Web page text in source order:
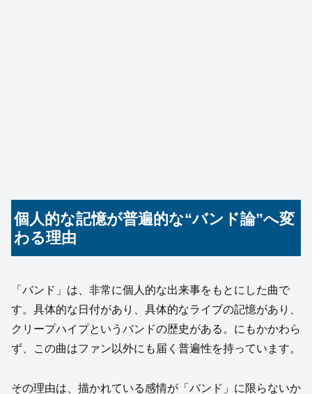
個人的な記憶が普遍的な“バンド論”へ変
わる理由
「バンド」は、非常に個人的な出来事をもとにした曲で
す。具体的な日付があり、具体的なライブの記憶があり、
クリープハイプというバンドの歴史がある。にもかかわら
ず、この曲はファン以外にも届く普遍性を持っています。
その理由は、描かれている感情が「バンド」に限らないか